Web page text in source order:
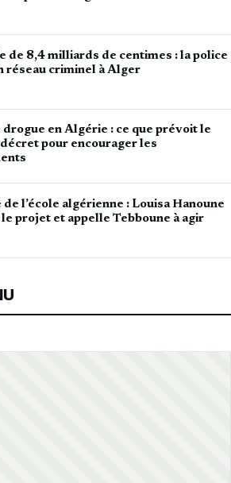
de 8,4 milliards de centimes : la police
réseau criminel à Alger
en Algérie : ce que prévoit le
pour encourager les
l’école algérienne : Louisa Hanoune
projet et appelle Tebboune à agir